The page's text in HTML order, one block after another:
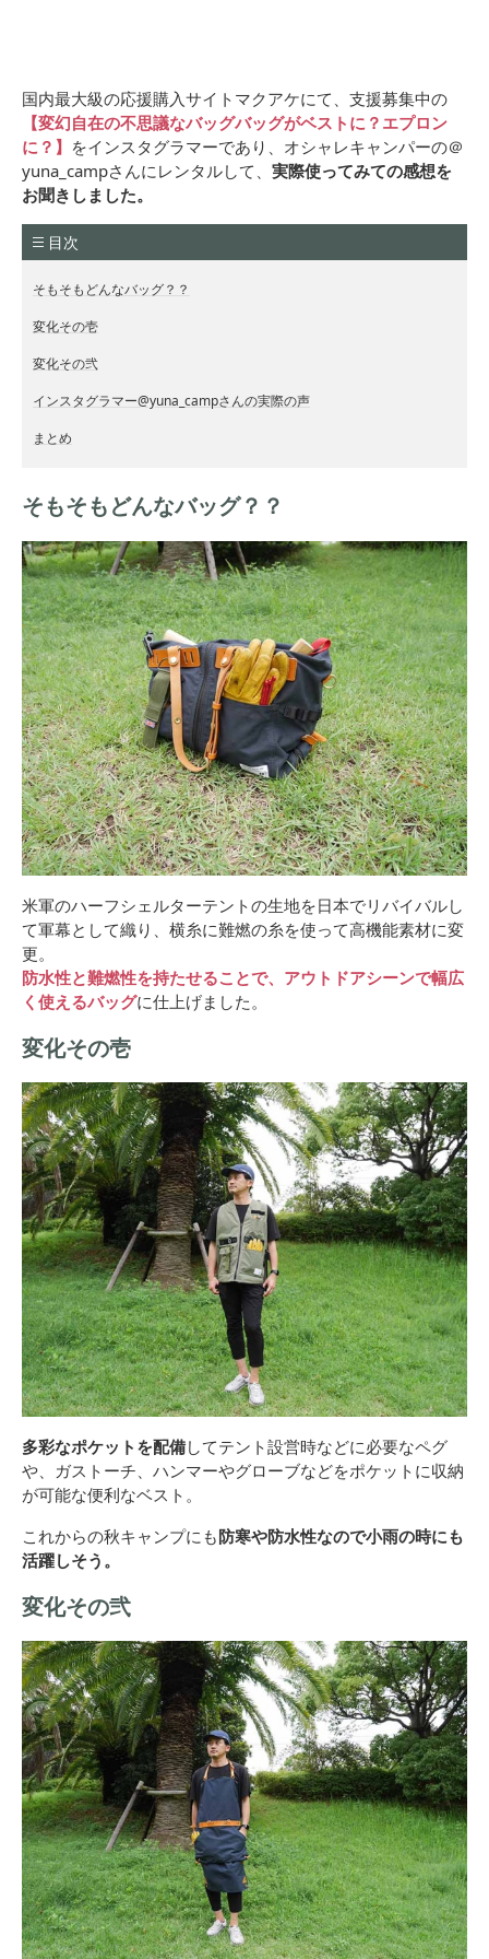
国内最大級の応援購入サイトマクアケにて、支援募集中の
【変幻自在の不思議なバッグバッグがベストに？エプロン
に？】 をインスタグラマーであり、オシャレキャンパーの＠
yuna_campさんにレンタルして、 実際使ってみての感想を
お聞きしました。
目次
そもそもどんなバッグ？？
変化その壱
変化その弐
インスタグラマー@yuna_campさんの実際の声
まとめ
そもそもどんなバッグ？？
米軍のハーフシェルターテントの生地を日本でリバイバルし
て軍幕として織り、横糸に難燃の糸を使って高機能素材に変
更。
防水性と難燃性を持たせることで、アウトドアシーンで幅広
く使えるバッグに仕上げました。
変化その壱
多彩なポケットを配備してテント設営時などに必要なペグ
や、ガストーチ、ハンマーやグローブなどをポケットに収納
が可能な便利なベスト。
これからの秋キャンプにも防寒や防水性なので小雨の時にも
活躍しそう。
変化その弐